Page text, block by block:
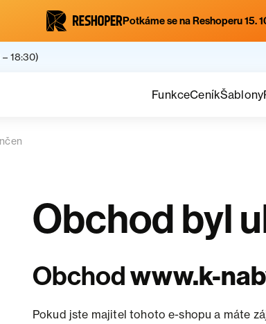
Potkáme se na Reshoperu 15.
18:30)
FunkceCeníkŠablony
Obchod byl
Obchodwww.k-
Pokud jste majitel tohoto e-shopu a máte